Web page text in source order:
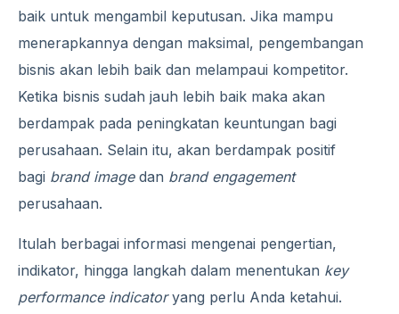
baik untuk mengambil keputusan. Jika mampu
menerapkannya dengan maksimal, pengembangan
bisnis akan lebih baik dan melampaui kompetitor.
Ketika bisnis sudah jauh lebih baik maka akan
berdampak pada peningkatan keuntungan bagi
perusahaan. Selain itu, akan berdampak positif
bagi brand image dan brand engagement
perusahaan.
Itulah berbagai informasi mengenai pengertian,
indikator, hingga langkah dalam menentukan key
performance indicatoryang perlu Anda ketahui.